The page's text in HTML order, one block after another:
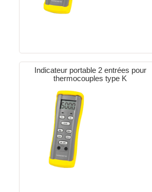
Indicateur portable 2 entrées pour
thermocouples type K